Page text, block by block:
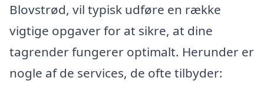
Blovstrød, vil typisk udføre en række
vigtige opgaver for at sikre, at dine
tagrender fungerer optimalt. Herunder er
nogle af de services, de ofte tilbyder: